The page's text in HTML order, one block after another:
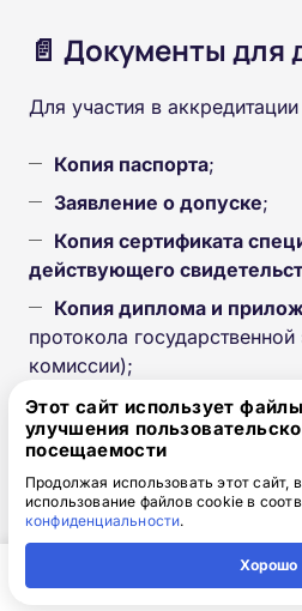
📄 Документы для
Для участия в аккредитации
Копия паспорта;
Заявление о допуске;
Копия сертификата
действующего
Копия диплома и
протокола
комиссии);
Копия документов об
интернатуре;
Копия страхового
обязательного
Этот сайт использует
улучшения
посещаемости
Продолжая использовать этот сайт,
использование файлов cookie в
конфиденциальности.
Хорошо